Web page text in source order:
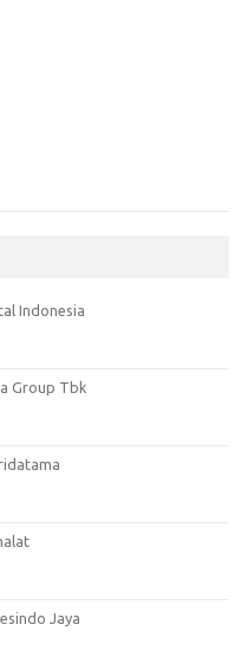
Indonesia
Group Tbk
Jaya